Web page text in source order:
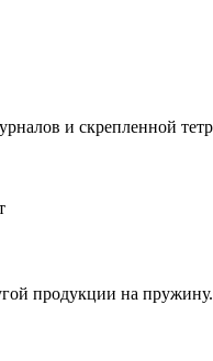
и скрепленной
продукции на